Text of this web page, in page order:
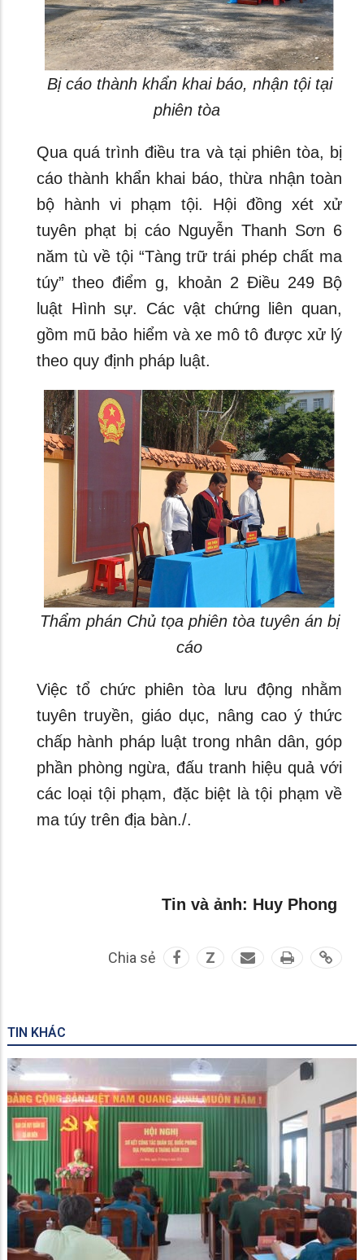
Bị cáo thành khẩn khai báo, nhận tội tại
phiên tòa
Qua quá trình điều tra và tại phiên tòa, bị
cáo thành khẩn khai báo, thừa nhận toàn
bộ hành vi phạm tội. Hội đồng xét xử
tuyên phạt bị cáo Nguyễn Thanh Sơn 6
năm tù về tội “Tàng trữ trái phép chất ma
túy” theo điểm g, khoản 2 Điều 249 Bộ
luật Hình sự. Các vật chứng liên quan,
gồm mũ bảo hiểm và xe mô tô được xử lý
theo quy định pháp luật.
Thẩm phán Chủ tọa phiên tòa tuyên án bị
cáo
Việc tổ chức phiên tòa lưu động nhằm
tuyên truyền, giáo dục, nâng cao ý thức
chấp hành pháp luật trong nhân dân, góp
phần phòng ngừa, đấu tranh hiệu quả với
các loại tội phạm, đặc biệt là tội phạm về
ma túy trên địa bàn./.
Tin và ảnh: Huy Phong
Chia sẻ Z
TIN KHÁC